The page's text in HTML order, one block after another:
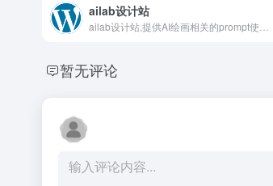
ailab设计站
暂无评论